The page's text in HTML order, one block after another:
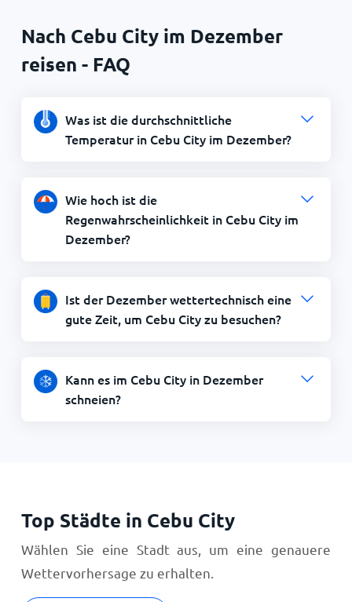
Nach Cebu City im Dezember
reisen - FAQ
Was ist die durchschnittliche
Temperatur in Cebu City im Dezember?
Wie hoch ist die
Regenwahrscheinlichkeit in Cebu City im
Dezember?
Ist der Dezember wettertechnisch eine
gute Zeit, um Cebu City zu besuchen?
Kann es im Cebu City in Dezember
schneien?
Top Städte in Cebu City
Wählen Sie eine Stadt aus, um eine genauere
Wettervorhersage zu erhalten.